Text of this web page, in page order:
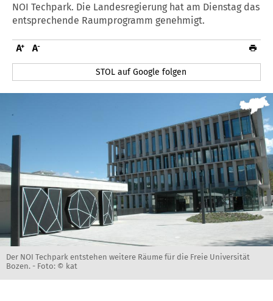
NOI Techpark. Die Landesregierung hat am Dienstag das
entsprechende Raumprogramm genehmigt.
STOL auf Google folgen
Der NOI Techpark entstehen weitere Räume für die Freie Universität
Bozen. - Foto: © kat